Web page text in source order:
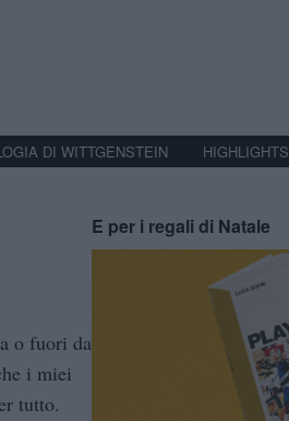
DI WITTGENSTEIN HIGHLIGHTS
o fuori da
i miei
tutto.
E per i regali di Natale